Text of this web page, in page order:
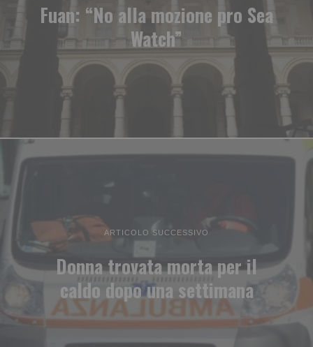
Fuan: “No alla mozione pro Sea
Watch”
ARTICOLO SUCCESSIVO
Donna trovata morta per il
caldo dopo una settimana